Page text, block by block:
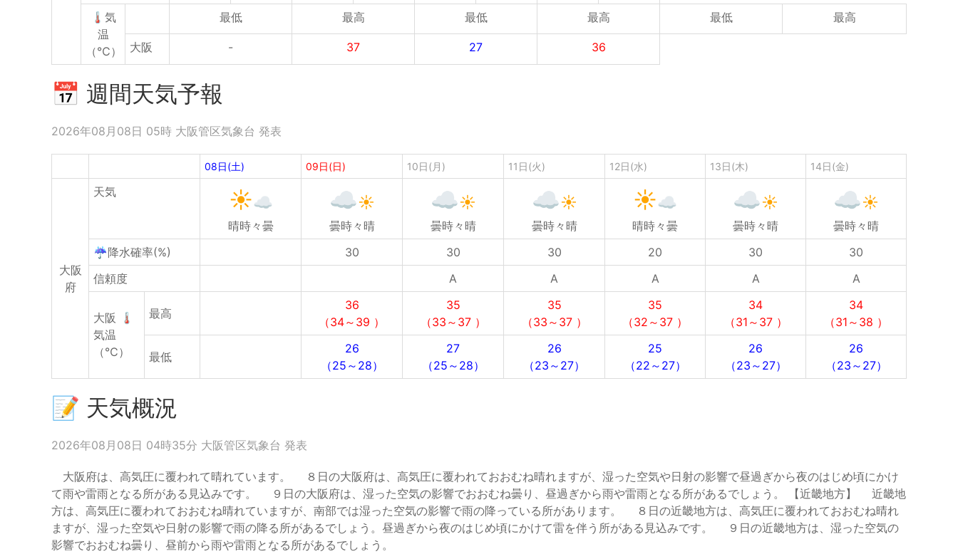
🌡気
温
（℃）
最低 最高 最低 最高 最低 最高
大阪 - 37 27 36
📅 週間天気予報
2026年08月08日 05時 大阪管区気象台 発表
08日(土) 09日(日) 10日(月) 11日(火) 12日(水) 13日(木) 14日(金)
大阪
府
天気
晴時々曇 曇時々晴 曇時々晴 曇時々晴 晴時々曇 曇時々晴
曇時々晴
☔降水確率(%)
30 30 30 20 30
30
信頼度
A A A A A
大阪 🌡
気温
（℃）
最高
36
（34～39 ）
35
（33～37 ）
35
（33～37 ）
35
（32～37 ）
34
（31～37 ）
34
（31～38 ）
最低
26
（25～28）
27
（25～28）
26
（23～27）
25
（22～27）
26
（23～27）
26
（23～27）
📝 天気概況
2026年08月08日 04時35分 大阪管区気象台 発表
大阪府は、高気圧に覆われて晴れています。 ８日の大阪府は、高気圧に覆われておおむね晴れますが、湿った空気や日射の影響で昼過ぎから夜のはじめ頃にかけ
て雨や雷雨となる所がある見込みです。 ９日の大阪府は、湿った空気の影響でおおむね曇り、昼過ぎから雨や雷雨となる所があるでしょう。 【近畿地方】 近畿地
方は、高気圧に覆われておおむね晴れていますが、南部では湿った空気の影響で雨の降っている所があります。 ８日の近畿地方は、高気圧に覆われておおむね晴れ
ますが、湿った空気や日射の影響で雨の降る所があるでしょう。昼過ぎから夜のはじめ頃にかけて雷を伴う所がある見込みです。 ９日の近畿地方は、湿った空気の
影響でおおむね曇り、昼前から雨や雷雨となる所があるでしょう。